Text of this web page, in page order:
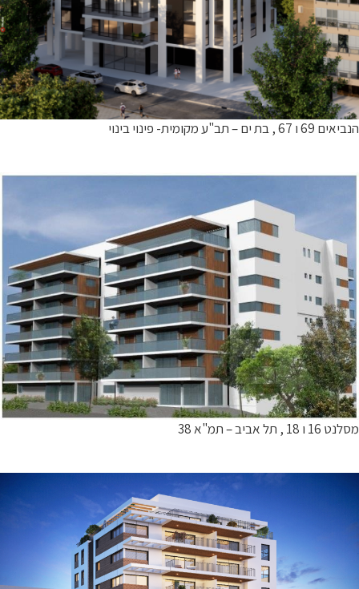
הנביאים 69 ו 67 , בת ים – תב"ע מקומית- פינוי בינוי
מסלנט 16 ו 18 , תל אביב – תמ"א 38